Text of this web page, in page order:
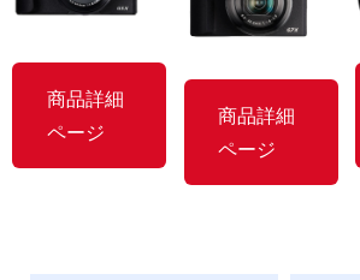
商品詳細
ページ
商品詳細
ページ